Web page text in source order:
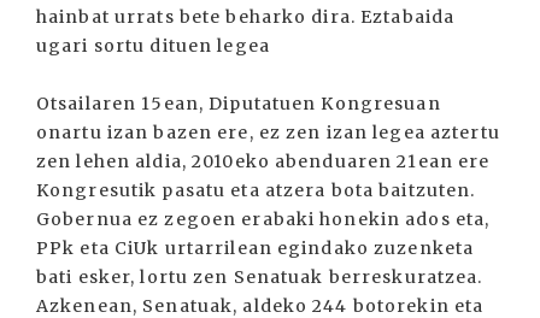
hainbat urrats bete beharko dira. Eztabaida
ugari sortu dituen legea
Otsailaren 15ean, Diputatuen Kongresuan
onartu izan bazen ere, ez zen izan legea aztertu
zen lehen aldia, 2010eko abenduaren 21ean ere
Kongresutik pasatu eta atzera bota baitzuten.
Gobernua ez zegoen erabaki honekin ados eta,
PPk eta CiUk urtarrilean egindako zuzenketa
bati esker, lortu zen Senatuak berreskuratzea.
Azkenean, Senatuak, aldeko 244 botorekin eta